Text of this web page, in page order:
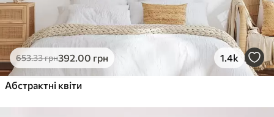
653.33грн392.00 грн 1.4k
Абстрактні квіти